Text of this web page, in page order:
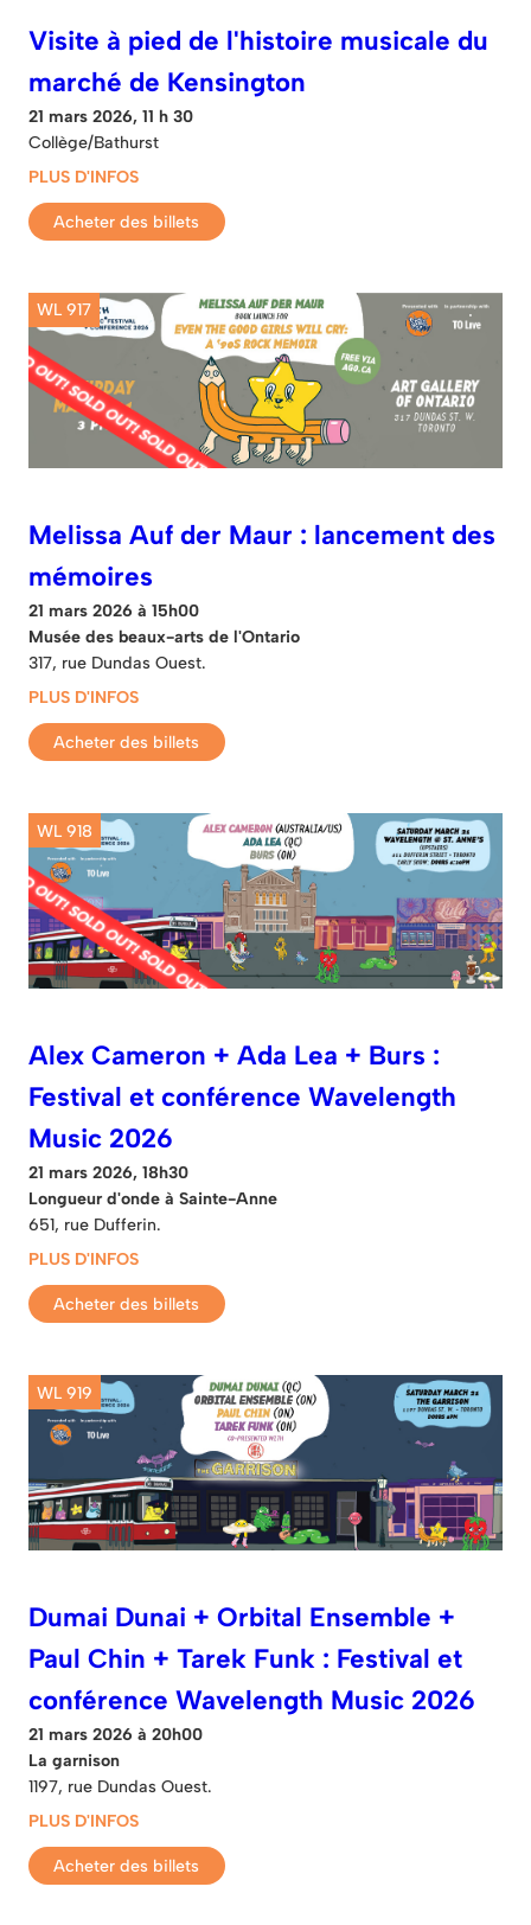
Visite à pied de l'histoire musicale du
marché de Kensington
21 mars 2026, 11 h 30
Collège/Bathurst
PLUS D'INFOS
Acheter des billets
WL 917
Melissa Auf der Maur : lancement des
mémoires
21 mars 2026 à 15h00
Musée des beaux-arts de l'Ontario
317, rue Dundas Ouest.
PLUS D'INFOS
Acheter des billets
WL 918
Alex Cameron + Ada Lea + Burs :
Festival et conférence Wavelength
Music 2026
21 mars 2026, 18h30
Longueur d'onde à Sainte-Anne
651, rue Dufferin.
PLUS D'INFOS
Acheter des billets
WL 919
Dumai Dunai + Orbital Ensemble +
Paul Chin + Tarek Funk : Festival et
conférence Wavelength Music 2026
21 mars 2026 à 20h00
La garnison
1197, rue Dundas Ouest.
PLUS D'INFOS
Acheter des billets